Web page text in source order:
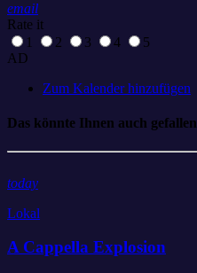
email
Rate it
1
2 3 4
5
AD
Zum Kalender hinzufügen
Das könnte Ihnen auch gefallen
today
Lokal
A Cappella Explosion